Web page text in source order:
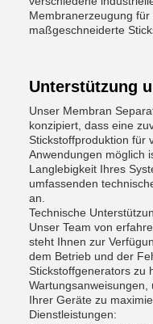
Membranerzeugung
maßgeschneiderte
Unterstützung
Unser Membran
konzipiert, dass eine
Stickstoffproduktion für
Anwendungen möglich
Langlebigkeit Ihres
umfassenden
an.
Technische
Unser Team von
steht Ihnen zur
dem Betrieb und der
Stickstoffgenerators zu
Ihrer Geräte zu
Dienstleistungen: